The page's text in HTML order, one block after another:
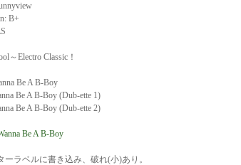
B+
～Electro Classic！
Be A B-Boy
Be A B-Boy (Dub-ette 1)
Be A B-Boy (Dub-ette 2)
Be A B-Boy
ラベルに書き込み、破れ(小)あり。